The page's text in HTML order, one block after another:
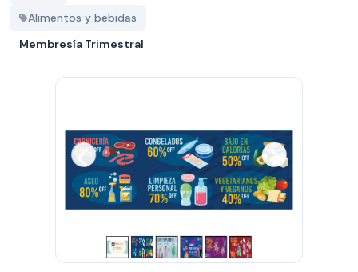
Alimentos y bebidas
Membresía Trimestral